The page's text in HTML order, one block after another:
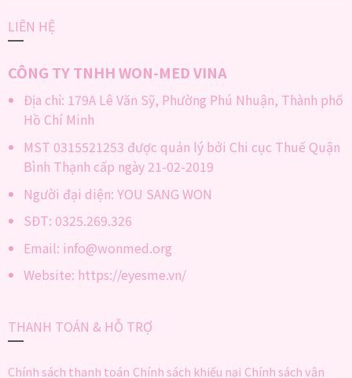
LIÊN HỆ
CÔNG TY TNHH WON-MED VINA
Địa chỉ: 179A Lê Văn Sỹ, Phường Phú Nhuận, Thành phố
Hồ Chí Minh
MST 0315521253 được quản lý bởi Chi cục Thuế Quận
Bình Thạnh cấp ngày 21-02-2019
Người đại diện: YOU SANG WON
SĐT: 0325.269.326
Email: info@wonmed.org
Website: https://eyesme.vn/
THANH TOÁN & HỖ TRỢ
Chính sách thanh toán Chính sách khiếu nại Chính sách vận